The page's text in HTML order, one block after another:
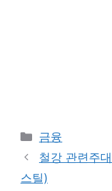
Categories
금융
철강 관련주
스틸)